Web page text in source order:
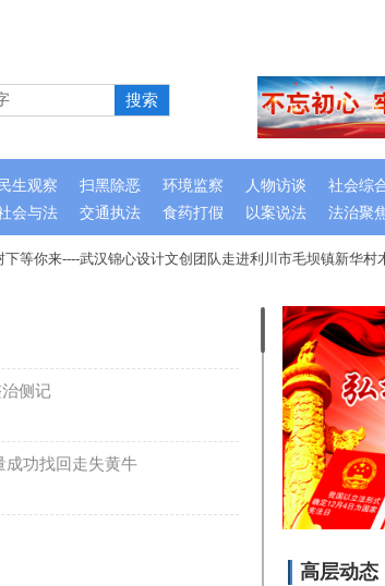
等你来----武汉锦心设计文创团队走进利川市毛坝镇新华村木
会与法 交通执法 食药打假 以案说法 法治聚
搜索
民生观察 扫黑除恶 环境监察 人物访谈 社会综
侧记
功找回走失黄牛
高层动态